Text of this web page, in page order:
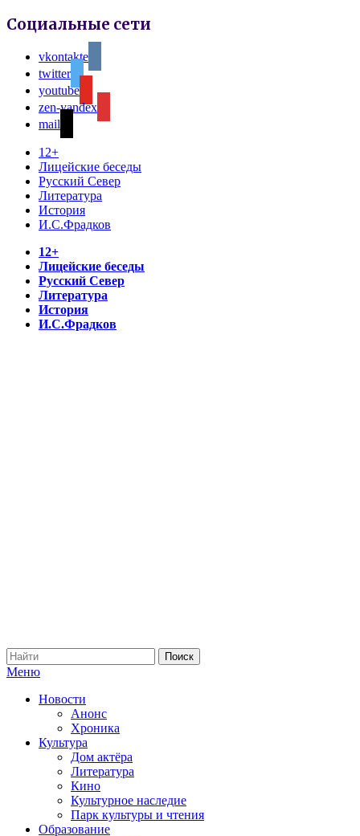
Социальные сети
vkontakte
twitter
youtube
zen-yandex
mail
12+
Лицейские беседы
Русский Север
Литература
История
И.С.Фрадков
12+
Лицейские беседы
Русский Север
Литература
История
И.С.Фрадков
Меню
Новости
Анонс
Хроника
Культура
Дом актёра
Литература
Кино
Культурное наследие
Парк культуры и чтения
Образование